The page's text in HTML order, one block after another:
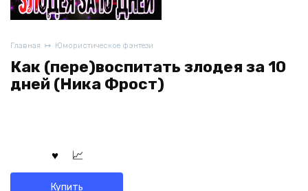
Главная Юмористическое фэнтези
Как (пере)воспитать злодея за 10
дней (Ника Фрост)
Купить